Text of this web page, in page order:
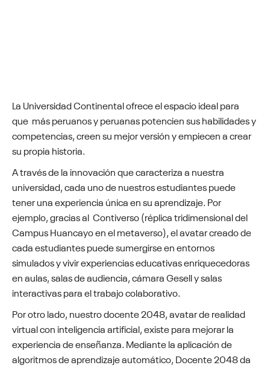
La Universidad Continental ofrece el espacio ideal para
que más peruanos y peruanas potencien sus habilidades y
competencias, creen su mejor versión y empiecen a crear
su propia historia.
A través de la innovación que caracteriza a nuestra
universidad, cada uno de nuestros estudiantes puede
tener una experiencia única en su aprendizaje. Por
ejemplo, gracias al Contiverso (réplica tridimensional del
Campus Huancayo en el metaverso), el avatar creado de
cada estudiantes puede sumergirse en entornos
simulados y vivir experiencias educativas enriquecedoras
en aulas, salas de audiencia, cámara Gesell y salas
interactivas para el trabajo colaborativo.
Por otro lado, nuestro docente 2048, avatar de realidad
virtual con inteligencia artificial, existe para mejorar la
experiencia de enseñanza. Mediante la aplicación de
algoritmos de aprendizaje automático, Docente 2048 da